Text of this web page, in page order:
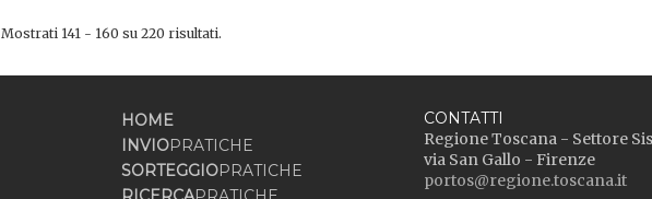
Mostrati 141 - 160 su 220 risultati.
HOME
INVIOPRATICHE
SORTEGGIOPRATICHE
CONTATTI
Regione Toscana - Settore
via San Gallo - Firenze
portos@regione.toscana.it